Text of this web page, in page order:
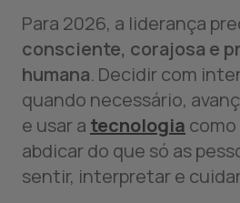
Para 2026, a liderança
consciente, corajosa e
humana. Decidir com
quando necessário,
e usar a tecnologia como
abdicar do que só as
sentir, interpretar e